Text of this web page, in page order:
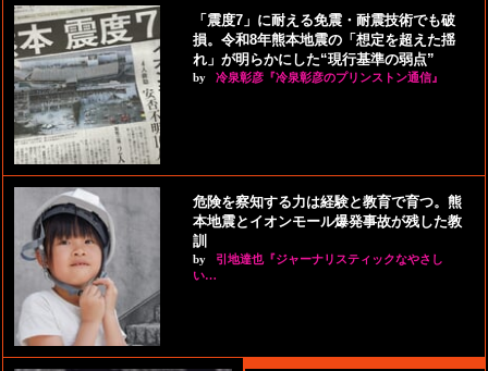
「震度7」に耐える免震・耐震技術でも破
損。令和8年熊本地震の「想定を超えた揺
れ」が明らかにした“現行基準の弱点”
by 冷泉彰彦『冷泉彰彦のプリンストン通信』
危険を察知する力は経験と教育で育つ。熊
本地震とイオンモール爆発事故が残した教
訓
by
引地達也『ジャーナリスティックなやさし
い…